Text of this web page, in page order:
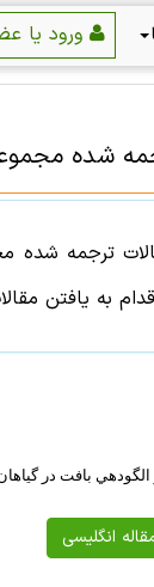
شده
ترجمه شده
به یافتن
بافت در
انگلیسی